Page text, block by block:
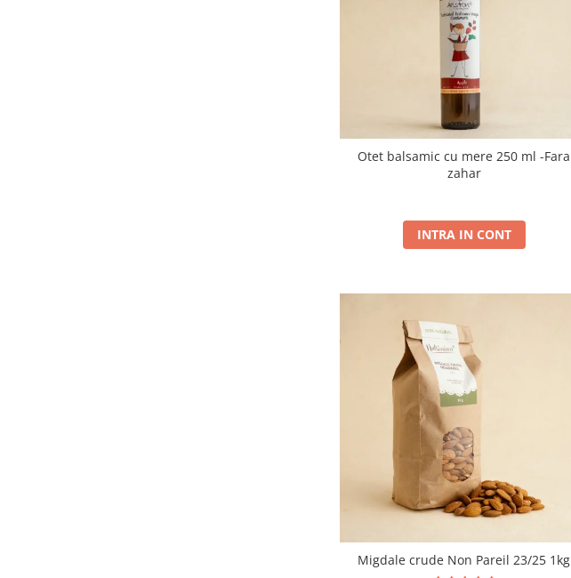
Otet balsamic cu mere 250 ml -Fara
zahar
INTRA IN CONT
Migdale crude Non Pareil 23/25 1kg